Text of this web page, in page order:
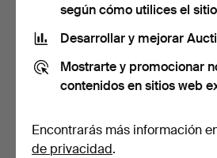
OIDENTIFIERAD
KONSTNÄR. Bodegón,
acuarela,…
Subastado 4 ago 2026
10 pujas
91 USD
6
53
según cómo utilices el
Desarrollar y mejorar
Mostrarte y promocionar
contenidos en sitios web
Encontrarás más información
de privacidad.